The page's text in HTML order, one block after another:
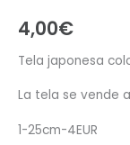
4,00€
Tela japonesa
La tela se vende
1-25cm-4EUR